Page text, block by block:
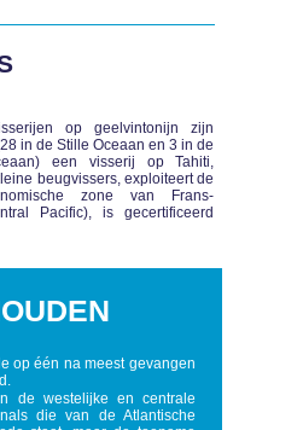
op geelvintonijn zijn
in de Stille Oceaan en 3 in de
een visserij op Tahiti,
beugvissers, exploiteert de
zone van Frans-
Pacific), is gecertificeerd
op één na meest gevangen
de westelijke en centrale
die van de Atlantische